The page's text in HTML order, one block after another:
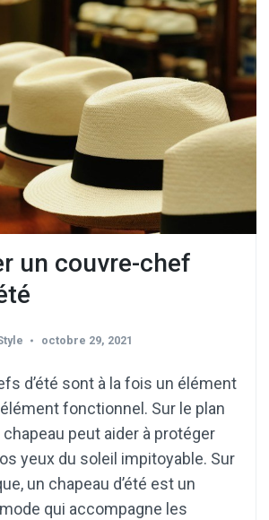
un couvre-chef
octobre 29, 2021
d’été sont à la fois un élément
fonctionnel. Sur le plan
peut aider à protéger
yeux du soleil impitoyable. Sur
un chapeau d’été est un
qui accompagne les